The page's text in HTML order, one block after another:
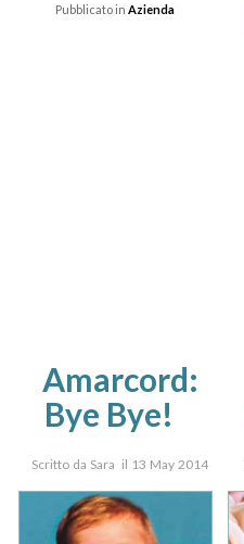
Pubblicato in Azienda
Amarcord:
Bye Bye!
Scritto da Sara il 13 May 2014